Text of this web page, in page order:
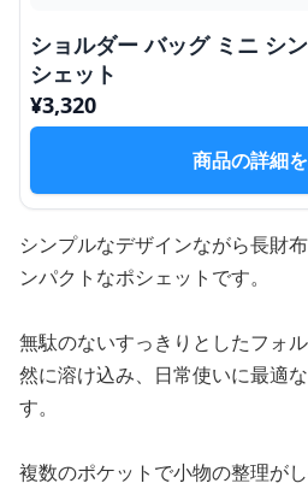
ショルダー バッグ ミニ シ
シェット
¥3,320
商品の詳細
シンプルなデザインながら長財
ンパクトなポシェットです。
無駄のないすっきりとしたフォ
然に溶け込み、日常使いに最適
す。
複数のポケットで小物の整理が